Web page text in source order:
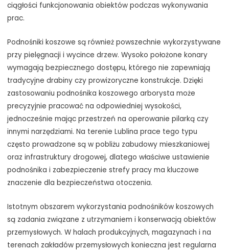
ciągłości funkcjonowania obiektów podczas wykonywania
prac.
Podnośniki koszowe są również powszechnie wykorzystywane
przy pielęgnacji i wycince drzew. Wysoko położone konary
wymagają bezpiecznego dostępu, którego nie zapewniają
tradycyjne drabiny czy prowizoryczne konstrukcje. Dzięki
zastosowaniu podnośnika koszowego arborysta może
precyzyjnie pracować na odpowiedniej wysokości,
jednocześnie mając przestrzeń na operowanie pilarką czy
innymi narzędziami. Na terenie Lublina prace tego typu
często prowadzone są w pobliżu zabudowy mieszkaniowej
oraz infrastruktury drogowej, dlatego właściwe ustawienie
podnośnika i zabezpieczenie strefy pracy ma kluczowe
znaczenie dla bezpieczeństwa otoczenia.
Istotnym obszarem wykorzystania podnośników koszowych
są zadania związane z utrzymaniem i konserwacją obiektów
przemysłowych. W halach produkcyjnych, magazynach i na
terenach zakładów przemysłowych konieczna jest regularna